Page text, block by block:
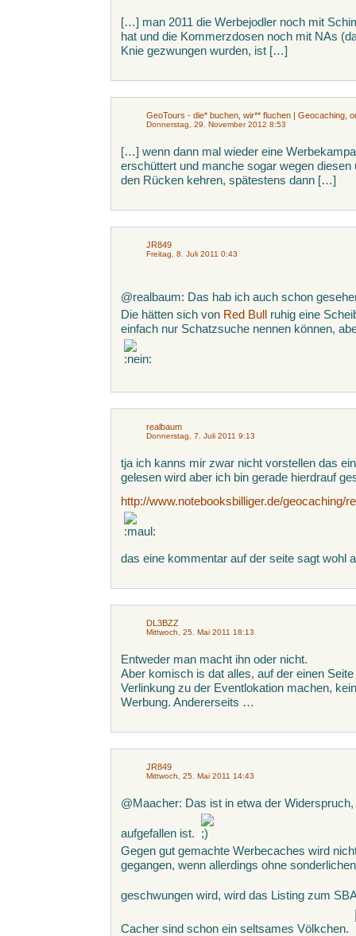
[…] man 2011 die Werbejodler noch mit
hat und die Kommerzdosen noch mit NAs
Knie gezwungen wurden, ist […]
GeoTours - die* buchen, wir** fluchen | Geocaching,
Donnerstag, 29. November 2012 8:53
[…] wenn dann mal wieder eine
erschüttert und manche sogar wegen
den Rücken kehren, spätestens dann […]
JR849
Freitag, 8. Juli 2011 0:43
@realbaum: Das hab ich auch schon
Die hätten sich von Red Bull ruhig eine
einfach nur Schatzsuche nennen können,
realbaum
Donnerstag, 7. Juli 2011 9:13
tja ich kanns mir zwar nicht vorstellen das
gelesen wird aber ich bin gerade hierdrauf
http://www.notebooksbilliger.de/geocaching/
das eine kommentar auf der seite sagt wohl
DL3BZZ
Mittwoch, 25. Mai 2011 18:13
Entweder man macht ihn oder nicht.
Aber komisch is dat alles, auf der einen
Verlinkung zu der Eventlokation machen,
Werbung. Andererseits …
JR849
Mittwoch, 25. Mai 2011 14:43
@Maacher: Das ist in etwa der
aufgefallen ist.
Gegen gut gemachte Werbecaches wird
gegangen, wenn allerdings ohne
geschwungen wird, wird das Listing zum
Cacher sind schon ein seltsames Völkchen.